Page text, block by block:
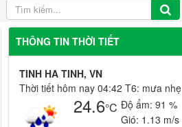
THÔNG TIN THỜI TIẾT
TINH HA TINH, VN
Thời tiết hôm nay 04:42 T6: mưa nhẹ
24.6°C Độ ẩm: 91 %
Gió: 1.13 m/s